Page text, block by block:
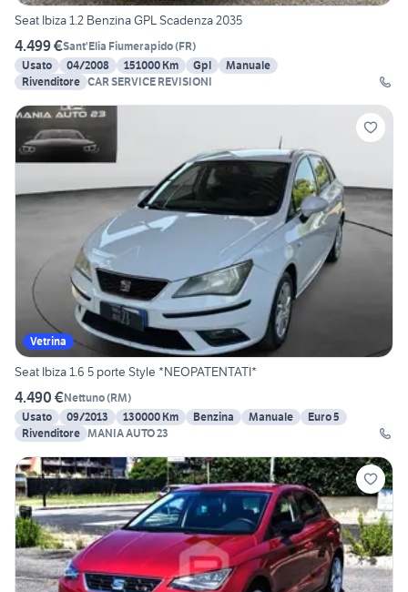
Seat Ibiza 1.2 Benzina GPL Scadenza 2035
4.499 €Sant'Elia Fiumerapido(FR)
Usato
04/2008 151000 Km Gpl
Manuale
Rivenditore CAR SERVICE REVISIONI
Vetrina
Seat Ibiza 1.6 5 porte Style *NEOPATENTATI*
4.490 €Nettuno(RM)
Usato
09/2013 130000 Km Benzina Manuale
Euro 5
Rivenditore MANIA AUTO 23